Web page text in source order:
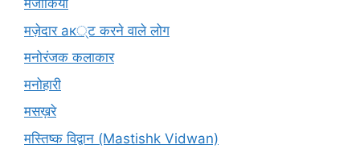
मजाकियों
मज़ेदार ак्ट करने वाले लोग
मनोरंजक कलाकार
मनोहारी
मसख़रे
मस्तिष्क विद्वान (Mastishk Vidwan)